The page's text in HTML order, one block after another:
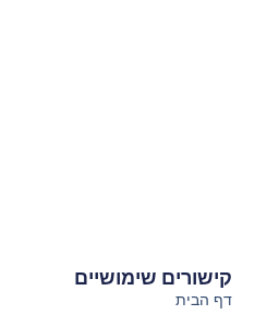
קישורים שימושיים
דף הבית